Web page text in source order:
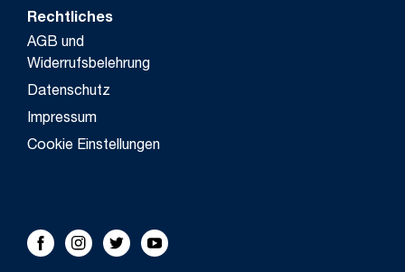
Rechtliches
AGB und
Widerrufsbelehrung
Datenschutz
Impressum
Cookie Einstellungen
FOLLOW US!
FacebookInstagram
TwitterYoutube